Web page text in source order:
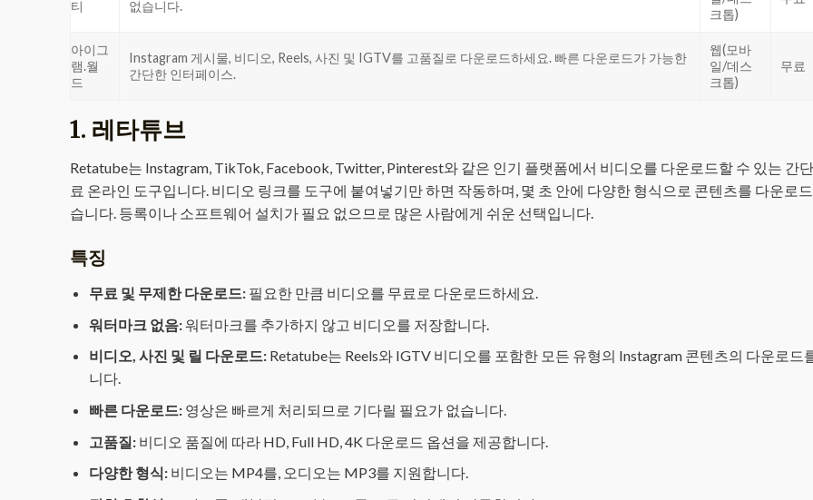
티
없습니다.
크톱)
아이그
램.월
드
Instagram 게시물, 비디오, Reels, 사진 및 IGTV를 고품질로 다운로드하세요. 빠른 다운로드가 가능한
간단한 인터페이스.
웹(모바
일/데스
크톱)
무료
1. 레타튜브
Retatube는 Instagram, TikTok, Facebook, Twitter, Pinterest와 같은 인기 플랫폼에서 비디오를 다운로드할 수 있는 간
료 온라인 도구입니다. 비디오 링크를 도구에 붙여넣기만 하면 작동하며, 몇 초 안에 다양한 형식으로 콘텐츠를 다운로
습니다. 등록이나 소프트웨어 설치가 필요 없으므로 많은 사람에게 쉬운 선택입니다.
특징
무료 및 무제한 다운로드: 필요한 만큼 비디오를 무료로 다운로드하세요.
워터마크 없음:워터마크를 추가하지 않고 비디오를 저장합니다.
비디오, 사진 및 릴 다운로드:Retatube는 Reels와 IGTV 비디오를 포함한 모든 유형의 Instagram 콘텐츠의 다운로드
니다.
빠른 다운로드: 영상은 빠르게 처리되므로 기다릴 필요가 없습니다.
고품질:비디오 품질에 따라 HD, Full HD, 4K 다운로드 옵션을 제공합니다.
다양한 형식: 비디오는 MP4를, 오디오는 MP3를 지원합니다.